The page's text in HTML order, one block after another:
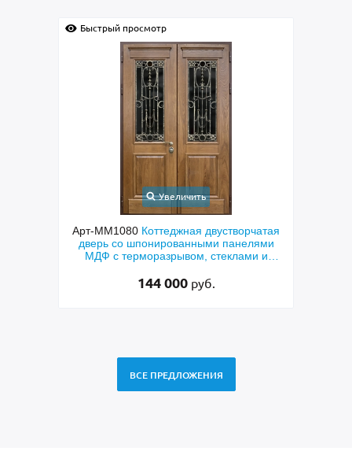
Быстрый просмотр
Увеличить
Арт-ММ578Входная утепленная дверь с
терморазрывом, белыми наличниками,
коричневыми плитами МДФ (окрас по
48 500руб.
ВСЕ ПРЕДЛОЖЕНИЯ